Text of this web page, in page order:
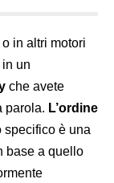
o in altri motori
un
che avete
parola. L’ordine
specifico è una
base a quello